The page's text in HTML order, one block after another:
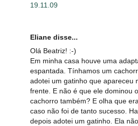
19.11.09
Eliane disse...
Olá Beatriz! :-)
Em minha casa houve uma
espantada. Tínhamos um
adotei um gatinho que apareceu
frente. E não é que ele dominou
cachorro também? E olha que
caso não foi de tanto sucesso.
depois adotei um gatinho. Ela